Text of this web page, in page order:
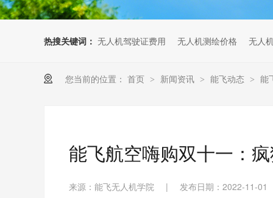
装
无人机考培基地工具
无人机考试评测系统
热搜关键词： 无人机驾驶证费用 无人机测绘价格 无人
您当前的位置： 首页 > 新闻资讯 > 能飞动态 > 能
能飞航空嗨购双十一：
来源：能飞无人机学院 | 发布日期：2022-11-01